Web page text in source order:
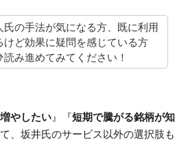
氏の手法が気になる方、既に利用
けど効果に疑問を感じている方
読み進めてみてください！
やしたい』『短期で騰がる銘柄が知
、坂井氏のサービス以外の選択肢も